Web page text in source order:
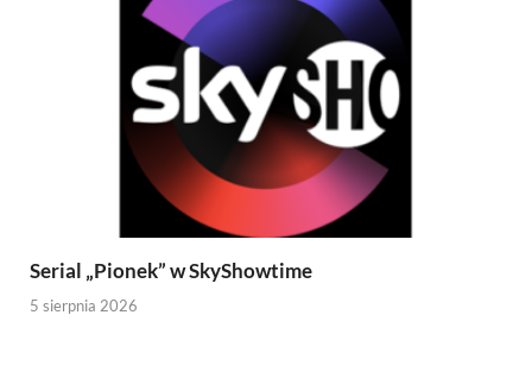
Serial „Pionek” w SkyShowtime
5 sierpnia 2026